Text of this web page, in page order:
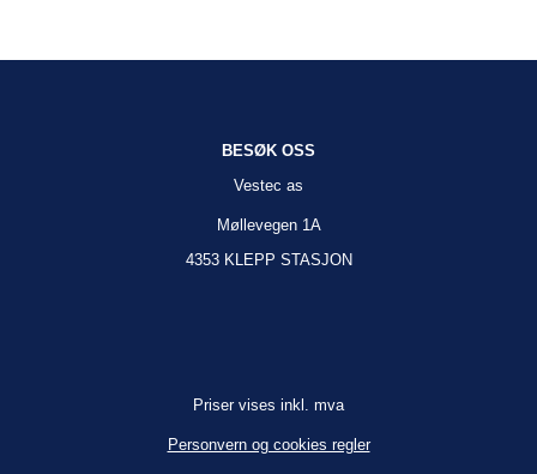
BESØK OSS
Vestec as
Møllevegen 1A
4353 KLEPP STASJON
Priser vises inkl. mva
Personvern og cookies regler